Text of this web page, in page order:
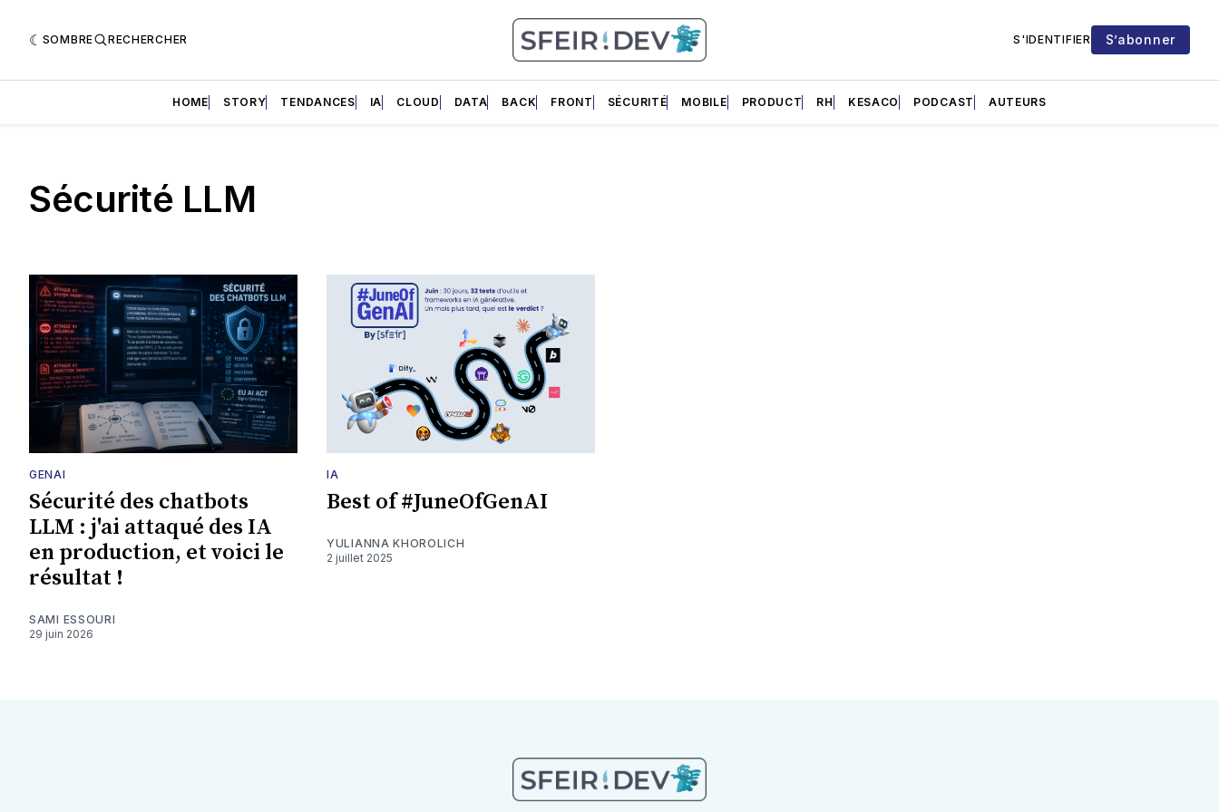
SOMBRE RECHERCHER S'IDENTIFIER S’abonner
HOME STORY TENDANCES IA CLOUD DATA BACK FRONT SÉCURITÉ MOBILE PRODUCT RH KESACO PODCAST AUTEURS
Sécurité LLM
GENAI
Sécurité des chatbots
LLM : j'ai attaqué des IA
en production, et voici le
résultat !
SAMI ESSOURI
29 juin 2026
IA
Best of #JuneOfGenAI
YULIANNA KHOROLICH
2 juillet 2025